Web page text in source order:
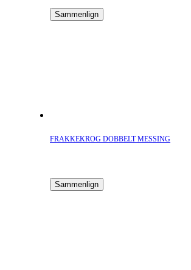
Sammenlign
FRAKKEKROG DOBBELT MESSING
Sammenlign